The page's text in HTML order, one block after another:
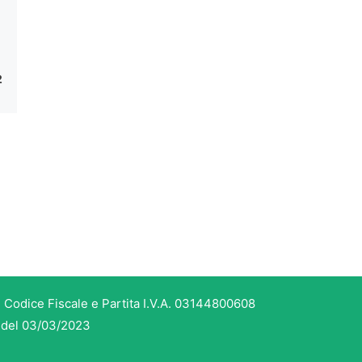
Fiscale e Partita I.V.A. 03144800608
03/03/2023